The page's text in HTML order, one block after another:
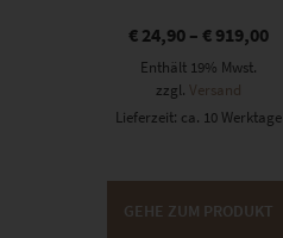
€ 24,90 –€ 919,00
Enthält 19% Mwst.
zzgl.Versand
Lieferzeit: ca. 10 Werktage
GEHE ZUM PRODUKT